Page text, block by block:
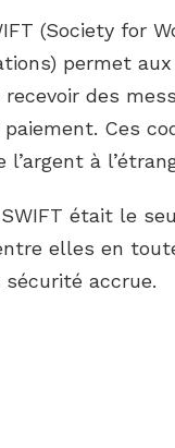
(Society for
permet
recevoir des
Ces
l’argent à
SWIFT était le
elles en
accrue.